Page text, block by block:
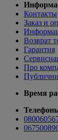
Контакты
Заказ и
Возврат
Гарантия
Про
Время